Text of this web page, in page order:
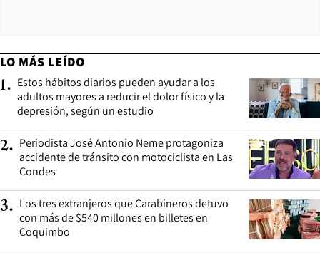
LO MÁS LEÍDO
1. Estos hábitos diarios pueden ayudar a los
adultos mayores a reducir el dolor físico y la
depresión, según un estudio
2. Periodista José Antonio Neme protagoniza
accidente de tránsito con motociclista en Las
Condes
3. Los tres extranjeros que Carabineros detuvo
con más de $540 millones en billetes en
Coquimbo